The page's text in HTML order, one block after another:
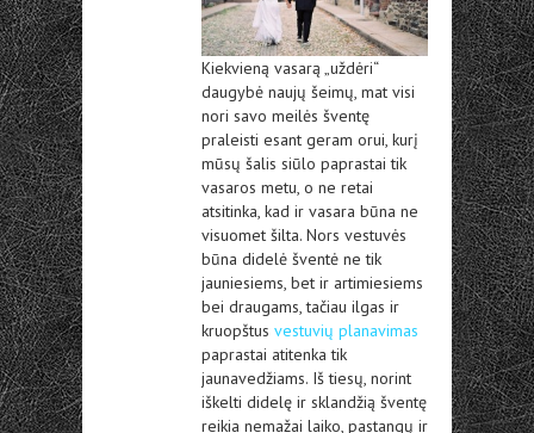
Kiekvieną vasarą „uždėri“
daugybė naujų šeimų, mat visi
nori savo meilės šventę
praleisti esant geram orui, kurį
mūsų šalis siūlo paprastai tik
vasaros metu, o ne retai
atsitinka, kad ir vasara būna ne
visuomet šilta. Nors vestuvės
būna didelė šventė ne tik
jauniesiems, bet ir artimiesiems
bei draugams, tačiau ilgas ir
kruopštus vestuvių planavimas
paprastai atitenka tik
jaunavedžiams. Iš tiesų, norint
iškelti didelę ir sklandžią šventę
reikia nemažai laiko, pastangų ir